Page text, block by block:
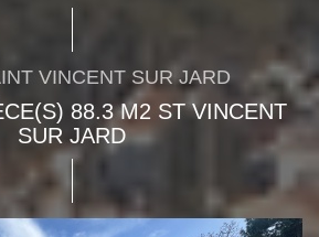
VINCENT SUR JARD
88.3 M2 ST VINCENT
SUR JARD